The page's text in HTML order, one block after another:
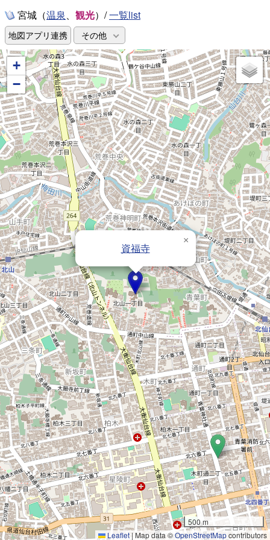
宮城（温泉 、 観光）/一覧list
地図アプリ連携 その他
資福寺
×
+
−
500 m
Leaflet | Map data ©OpenStreetMapcontributors